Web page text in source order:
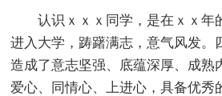
认识ｘｘｘ同学，是在ｘｘ年
进入大学，踌躇满志，意气风发。
造成了意志坚强、底蕴深厚、成熟
爱心、同情心、上进心，具备优秀